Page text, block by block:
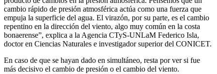
cambio rápido de presión atmosférica actúa como una fuerza que
empuja la superficie del agua. El virazón, por su parte, es el cambio
repentino en la dirección del viento, algo muy común en la costa
bonaerense”, explica a la Agencia CTyS-UNLaM Federico Isla,
doctor en Ciencias Naturales e investigador superior del CONICET.
En caso de que se hayan dado en simultáneo, resta por ver si fue
más decisivo el cambio de presión o el cambio del viento.